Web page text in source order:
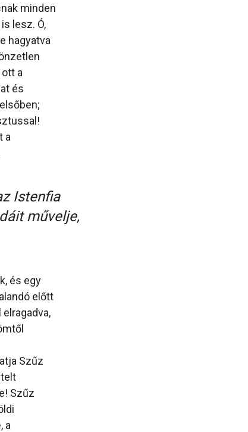
minden
lesz. Ó,
hagyatva
a
és
a
Istenfia
művelje,
és egy
előtt
Szűz
Szűz
a